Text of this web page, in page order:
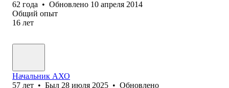
62 года • Обновлено 10 апреля 2014
Общий опыт
16 лет
Начальник АХО
57 лет • Был 28 июля 2025 • Обновлено